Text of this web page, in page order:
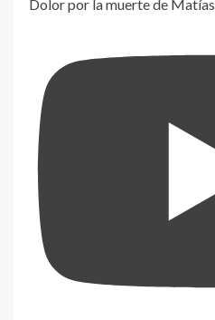
Dolor por la muerte de Matías